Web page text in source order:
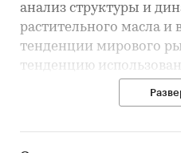
анализ структуры и
растительного масла и
тенденции мирового
тенденцию
российского рынка,